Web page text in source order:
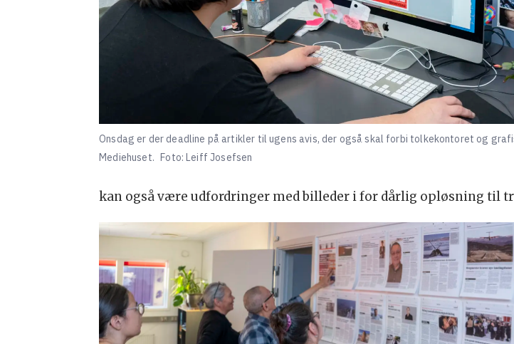
Onsdag er der deadline på artikler til ugens avis, der også skal forbi tolkekontoret og
Mediehuset. Foto: Leiff Josefsen
kan også være udfordringer med billeder i for dårlig opløsning til